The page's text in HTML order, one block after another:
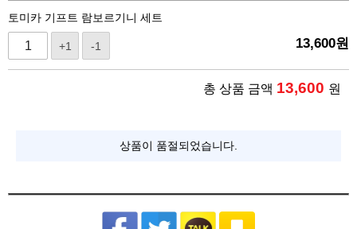
토미카 기프트 람보르기니 세트
+1 -1 13,600원
총 상품 금액 13,600 원
상품이 품절되었습니다.